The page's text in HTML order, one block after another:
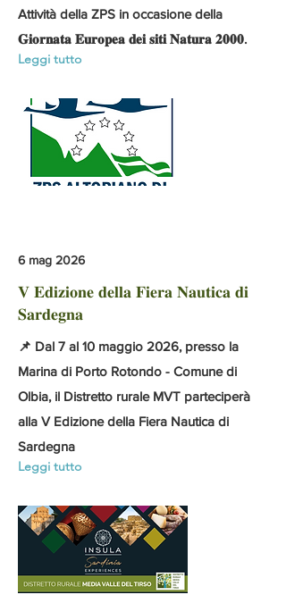
Attività della ZPS in occasione della
𝐆𝐢𝐨𝐫𝐧𝐚𝐭𝐚 𝐄𝐮𝐫𝐨𝐩𝐞𝐚 𝐝𝐞𝐢 𝐬𝐢𝐭𝐢 𝐍𝐚𝐭𝐮𝐫𝐚 𝟐𝟎𝟎𝟎.
Leggi tutto
6 mag 2026
𝐕 𝐄𝐝𝐢𝐳𝐢𝐨𝐧𝐞 𝐝𝐞𝐥𝐥𝐚 𝐅𝐢𝐞𝐫𝐚 𝐍𝐚𝐮𝐭𝐢𝐜𝐚 𝐝𝐢
𝐒𝐚𝐫𝐝𝐞𝐠𝐧𝐚
📌 Dal 7 al 10 maggio 2026, presso la
Marina di Porto Rotondo - Comune di
Olbia, il Distretto rurale MVT parteciperà
alla V Edizione della Fiera Nautica di
Sardegna
Leggi tutto